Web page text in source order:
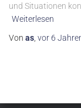
und Situationen
Weiterlesen
Von as vor 6